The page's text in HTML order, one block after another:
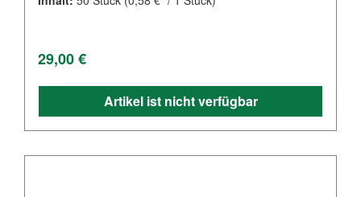
Regulärer Preis:
29,00 €
Artikel ist nicht verfügbar